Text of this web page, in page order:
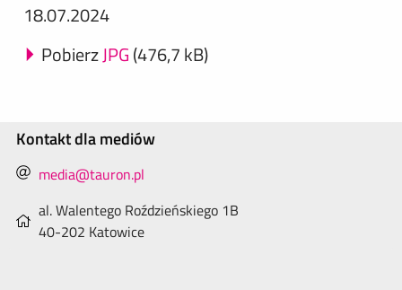
18.07.2024
PobierzJPG(476,7 kB)
Kontakt dla mediów
media@tauron.pl
al. Walentego Roździeńskiego 1B
40-202 Katowice